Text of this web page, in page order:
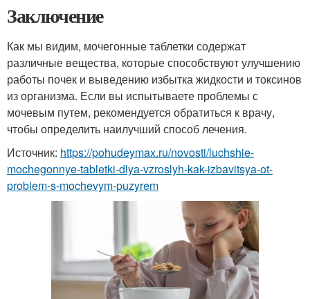
Заключение
Как мы видим, мочегонные таблетки содержат
различные вещества, которые способствуют улучшению
работы почек и выведению избытка жидкости и токсинов
из организма. Если вы испытываете проблемы с
мочевым путем, рекомендуется обратиться к врачу,
чтобы определить наилучший способ лечения.
Источник: https://pohudeymax.ru/novosti/luchshie-
mochegonnye-tabletki-dlya-vzroslyh-kak-izbavitsya-ot-
problem-s-mochevym-puzyrem